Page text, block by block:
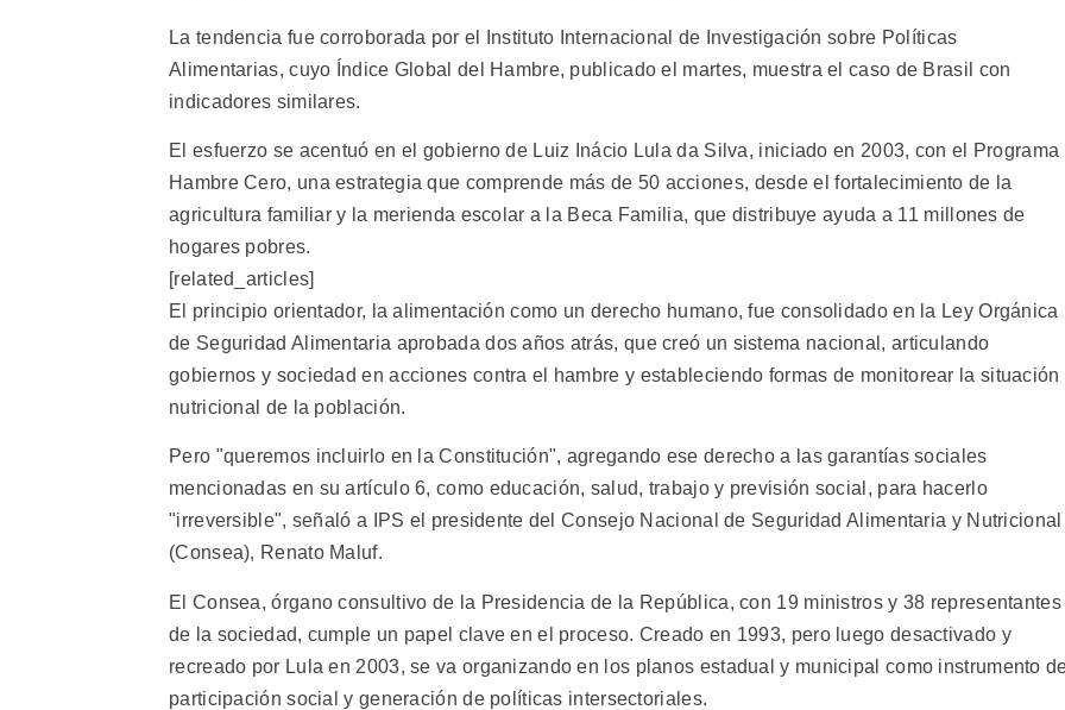
La tendencia fue corroborada por el Instituto Internacional de Investigación sobre Políticas
Alimentarias, cuyo Índice Global del Hambre, publicado el martes, muestra el caso de Brasil con
indicadores similares.
El esfuerzo se acentuó en el gobierno de Luiz Inácio Lula da Silva, iniciado en 2003, con el Programa
Hambre Cero, una estrategia que comprende más de 50 acciones, desde el fortalecimiento de la
agricultura familiar y la merienda escolar a la Beca Familia, que distribuye ayuda a 11 millones de
hogares pobres.
[related_articles]
El principio orientador, la alimentación como un derecho humano, fue consolidado en la Ley Orgánica
de Seguridad Alimentaria aprobada dos años atrás, que creó un sistema nacional, articulando
gobiernos y sociedad en acciones contra el hambre y estableciendo formas de monitorear la situación
nutricional de la población.
Pero "queremos incluirlo en la Constitución", agregando ese derecho a las garantías sociales
mencionadas en su artículo 6, como educación, salud, trabajo y previsión social, para hacerlo
"irreversible", señaló a IPS el presidente del Consejo Nacional de Seguridad Alimentaria y Nutricional
(Consea), Renato Maluf.
El Consea, órgano consultivo de la Presidencia de la República, con 19 ministros y 38 representantes
de la sociedad, cumple un papel clave en el proceso. Creado en 1993, pero luego desactivado y
recreado por Lula en 2003, se va organizando en los planos estadual y municipal como instrumento
participación social y generación de políticas intersectoriales.